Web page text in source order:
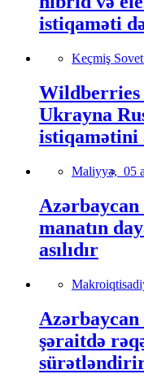
istiqaməti
Keçmiş Sovet
Wildberries
Ukrayna
istiqamətini
Maliyyə, 05
Azərbaycan
manatın
asılıdır
şəraitdə